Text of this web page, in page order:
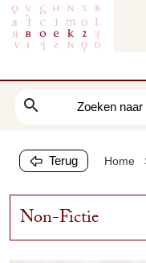
search
Terug Home
Non-Fictie